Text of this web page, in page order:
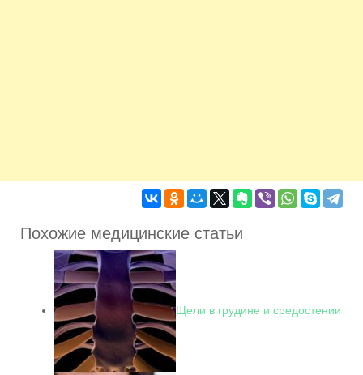
Похожие медицинские статьи
Щели в грудине и средостении